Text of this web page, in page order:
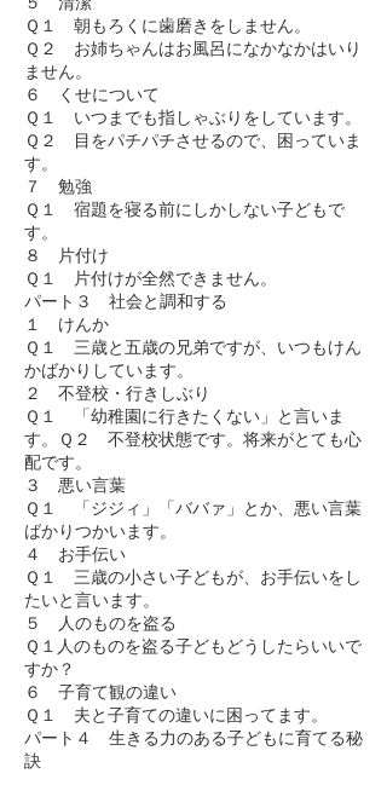
Ｑ１ 朝もろくに歯磨きをしません。
Ｑ２ お姉ちゃんはお風呂になかなかはいり
ません。
６ くせについて
Ｑ１ いつまでも指しゃぶりをしています。
Ｑ２ 目をパチパチさせるので、困っていま
す。
７ 勉強
Ｑ１ 宿題を寝る前にしかしない子どもで
す。
８ 片付け
Ｑ１ 片付けが全然できません。
パート３ 社会と調和する
１ けんか
Ｑ１ 三歳と五歳の兄弟ですが、いつもけん
かばかりしています。
２ 不登校・行きしぶり
Ｑ１ 「幼稚園に行きたくない」と言いま
す。Ｑ２ 不登校状態です。将来がとても心
配です。
３ 悪い言葉
Ｑ１ 「ジジィ」「ババァ」とか、悪い言葉
ばかりつかいます。
４ お手伝い
Ｑ１ 三歳の小さい子どもが、お手伝いをし
たいと言います。
５ 人のものを盗る
Ｑ１人のものを盗る子どもどうしたらいいで
すか？
６ 子育て観の違い
Ｑ１ 夫と子育ての違いに困ってます。
パート４ 生きる力のある子どもに育てる秘
訣